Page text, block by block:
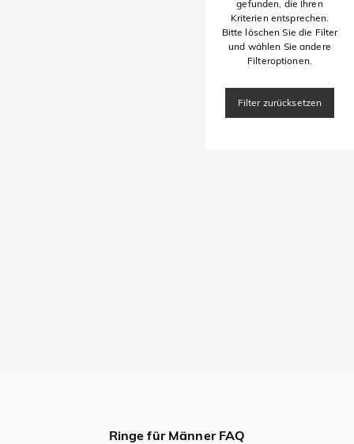
gefunden, die Ihren
Kriterien entsprechen.
Bitte löschen Sie die Filter
und wählen Sie andere
Filteroptionen.
Filter zurücksetzen
Ringe für Männer FAQ